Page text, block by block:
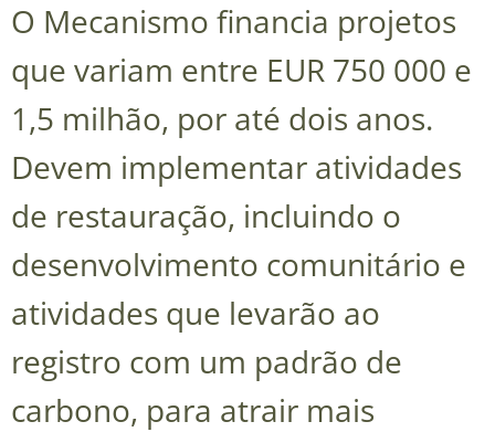
O Mecanismo financia projetos
que variam entre EUR 750 000 e
1,5 milhão, por até dois anos.
Devem implementar atividades
de restauração, incluindo o
desenvolvimento comunitário e
atividades que levarão ao
registro com um padrão de
carbono, para atrair mais